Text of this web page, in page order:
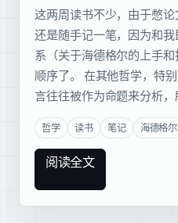
这两周读书不少，由于憋
还是随手记一笔，因为和
系（关于海德格尔的上手
顺序了。 在其他哲学，特
言往往被作为命题来分析
哲学 读书 笔记 海德格尔
阅读全文